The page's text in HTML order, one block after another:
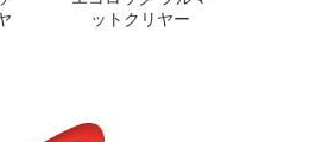
ットクリヤー